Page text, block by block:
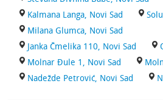
Kalmana Langa, Novi Sad
Milana Glumca, Novi Sad
Janka Čmelika 110, Novi Sad
Molnar Đule 1, Novi Sad
Nadežde Petrović, Novi Sad